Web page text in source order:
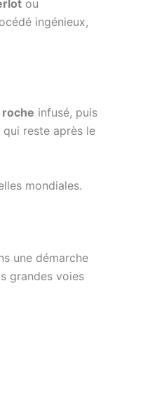
ou
ingénieux,
roche infusé, puis
reste après le
mondiales.
une démarche
grandes voies